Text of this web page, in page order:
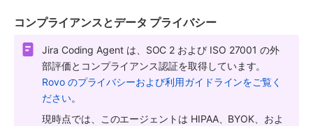
コンプライアンスとデータ プライバシー
Jira Coding Agent は、SOC 2 および ISO 27001 の外
部評価とコンプライアンス認証を取得しています。
Rovo のプライバシーおよび利用ガイドラインをご覧く
ださい。
現時点では、このエージェントは HIPAA、BYOK、およ